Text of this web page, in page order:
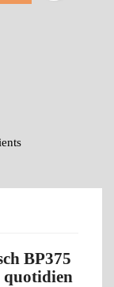
BP375
quotidien